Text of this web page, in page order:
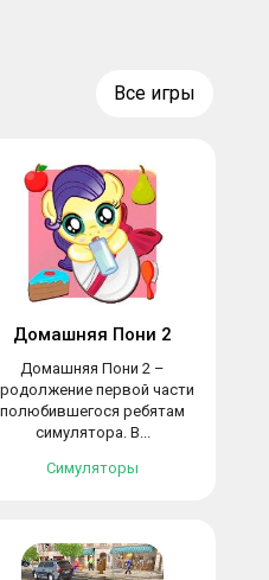
Все игры
Домашняя Пони 2
Домашняя Пони 2 –
первой части
полюбившегося ребятам
симулятора. В...
Симуляторы